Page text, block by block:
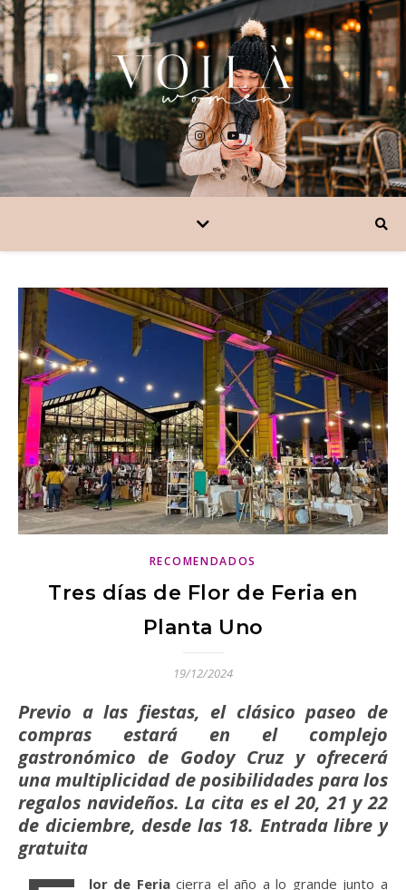
RECOMENDADOS
Tres días de Flor de Feria en
Planta Uno
19/12/2024
Previo a las fiestas, el clásico paseo de
compras estará en el complejo
gastronómico de Godoy Cruz y ofrecerá
una multiplicidad de posibilidades para los
regalos navideños. La cita es el 20, 21 y 22
de diciembre, desde las 18. Entrada libre y
gratuita
lor de Feriacierra el año a lo grande junto a